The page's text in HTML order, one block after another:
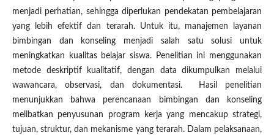
menjadi perhatian, sehingga diperlukan pendekatan pembelajaran
yang lebih efektif dan terarah. Untuk itu, manajemen layanan
bimbingan dan konseling menjadi salah satu solusi untuk
meningkatkan kualitas belajar siswa. Penelitian ini menggunakan
metode deskriptif kualitatif, dengan data dikumpulkan melalui
wawancara, observasi, dan dokumentasi. Hasil penelitian
menunjukkan bahwa perencanaan bimbingan dan konseling
melibatkan penyusunan program kerja yang mencakup strategi,
tujuan, struktur, dan mekanisme yang terarah. Dalam pelaksanaan,